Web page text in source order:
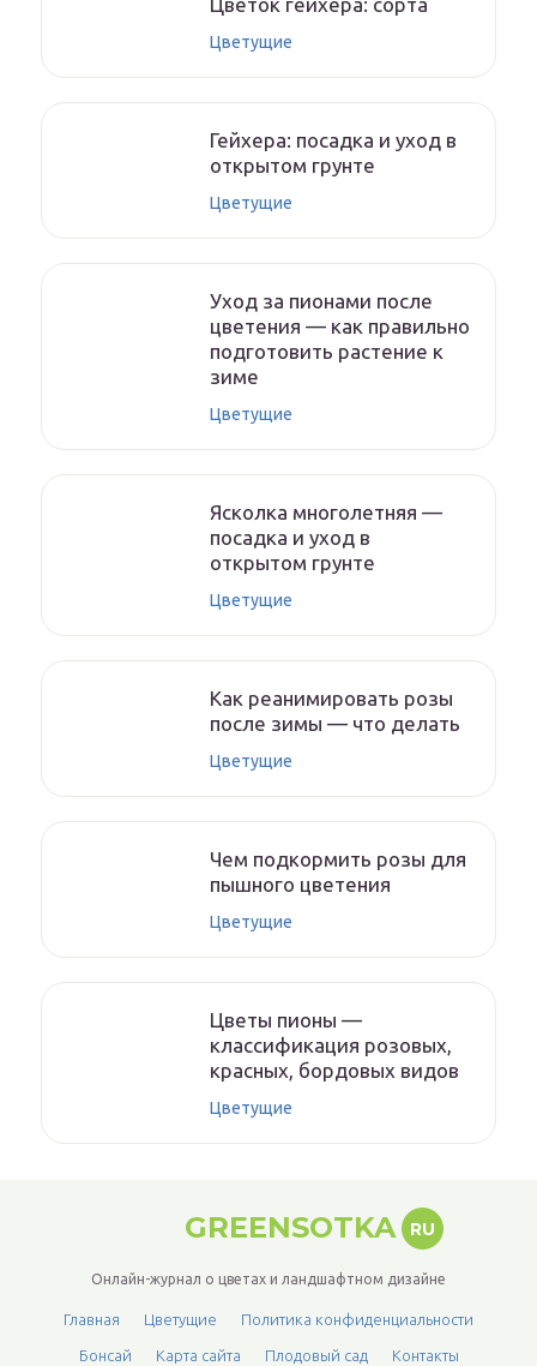
Цветущие
Гейхера: посадка и уход в
открытом грунте
Цветущие
Уход за пионами после
цветения — как правильно
подготовить растение к
зиме
Цветущие
Ясколка многолетняя —
посадка и уход в
открытом грунте
Цветущие
Как реанимировать розы
после зимы — что делать
Цветущие
Чем подкормить розы для
пышного цветения
Цветущие
Цветы пионы —
классификация розовых,
красных, бордовых видов
Цветущие
GREENSOTKA RU
Онлайн-журнал о цветах и ландшафтном дизайне
Главная Цветущие Политика конфиденциальности
Бонсай Карта сайта Плодовый сад Контакты